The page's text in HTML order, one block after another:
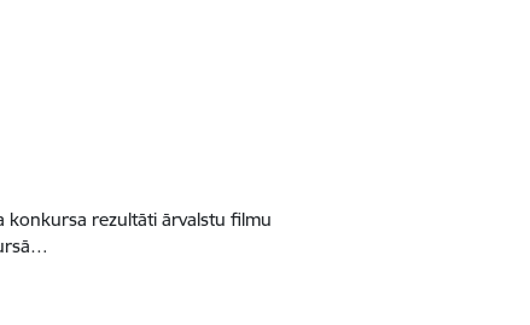
konkursa rezultāti ārvalstu filmu